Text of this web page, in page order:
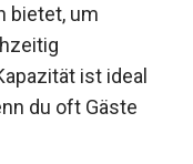
bietet, um
ist ideal
du oft Gäste